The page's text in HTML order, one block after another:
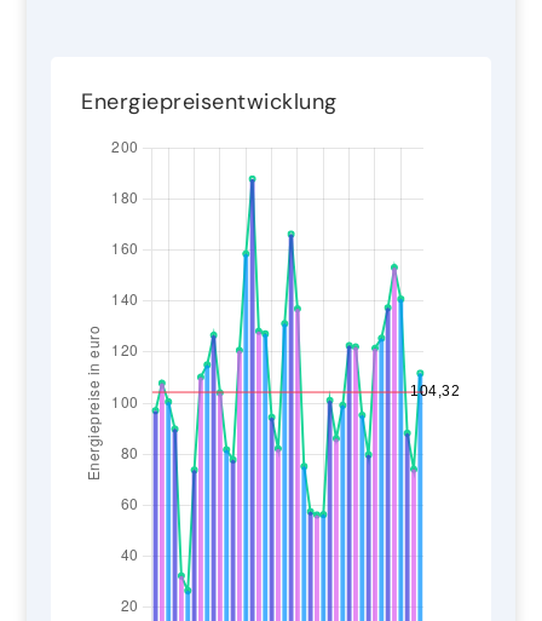
Energiepreisentwicklung